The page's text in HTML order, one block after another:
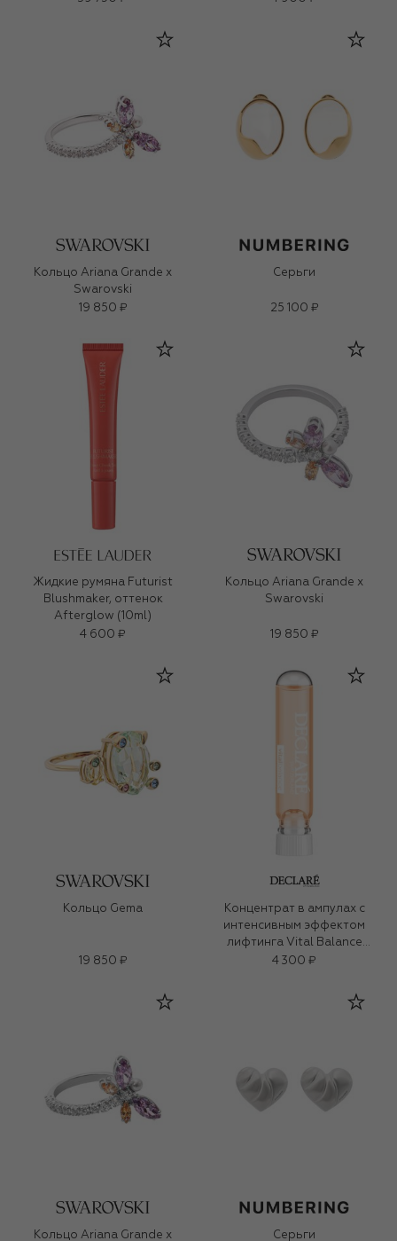
Кольцо Ariana Grande x
Swarovski
19 850 ₽
Серьги
25 100 ₽
Жидкие румяна Futurist
Blushmaker, оттенок
Afterglow (10ml)
4 600 ₽
Кольцо Ariana Grande x
Swarovski
19 850 ₽
Кольцо Gema
19 850 ₽
Концентрат в ампулах с
интенсивным эффектом
лифтинга Vital Balance
Intense Lifting Effect (7x2,5ml)
4 300 ₽
Кольцо Ariana Grande x
Серьги